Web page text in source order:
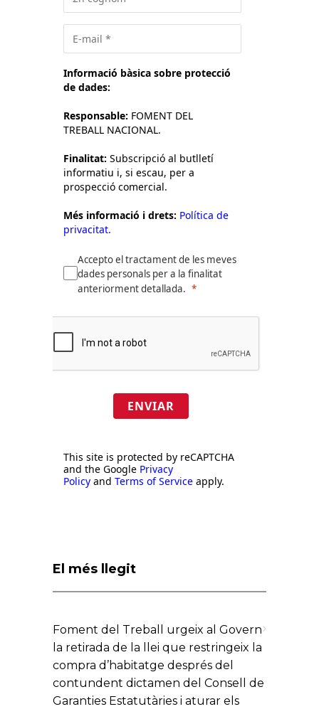
Informació bàsica sobre protecció
de dades:
Responsable: FOMENT DEL
TREBALL NACIONAL.
Finalitat: Subscripció al butlletí
informatiu i, si escau, per a
prospecció comercial.
Més informació i drets: Política de
privacitat.
Accepto el tractament de les meves
dades personals per a la finalitat
anteriorment detallada.
ENVIAR
This site is protected by reCAPTCHA
and the Google Privacy
Policy and Terms of Service apply.
El més llegit
Foment del Treball urgeix al Govern
la retirada de la llei que restringeix la
compra d’habitatge després del
contundent dictamen del Consell de
Garanties Estatutàries i aturar els